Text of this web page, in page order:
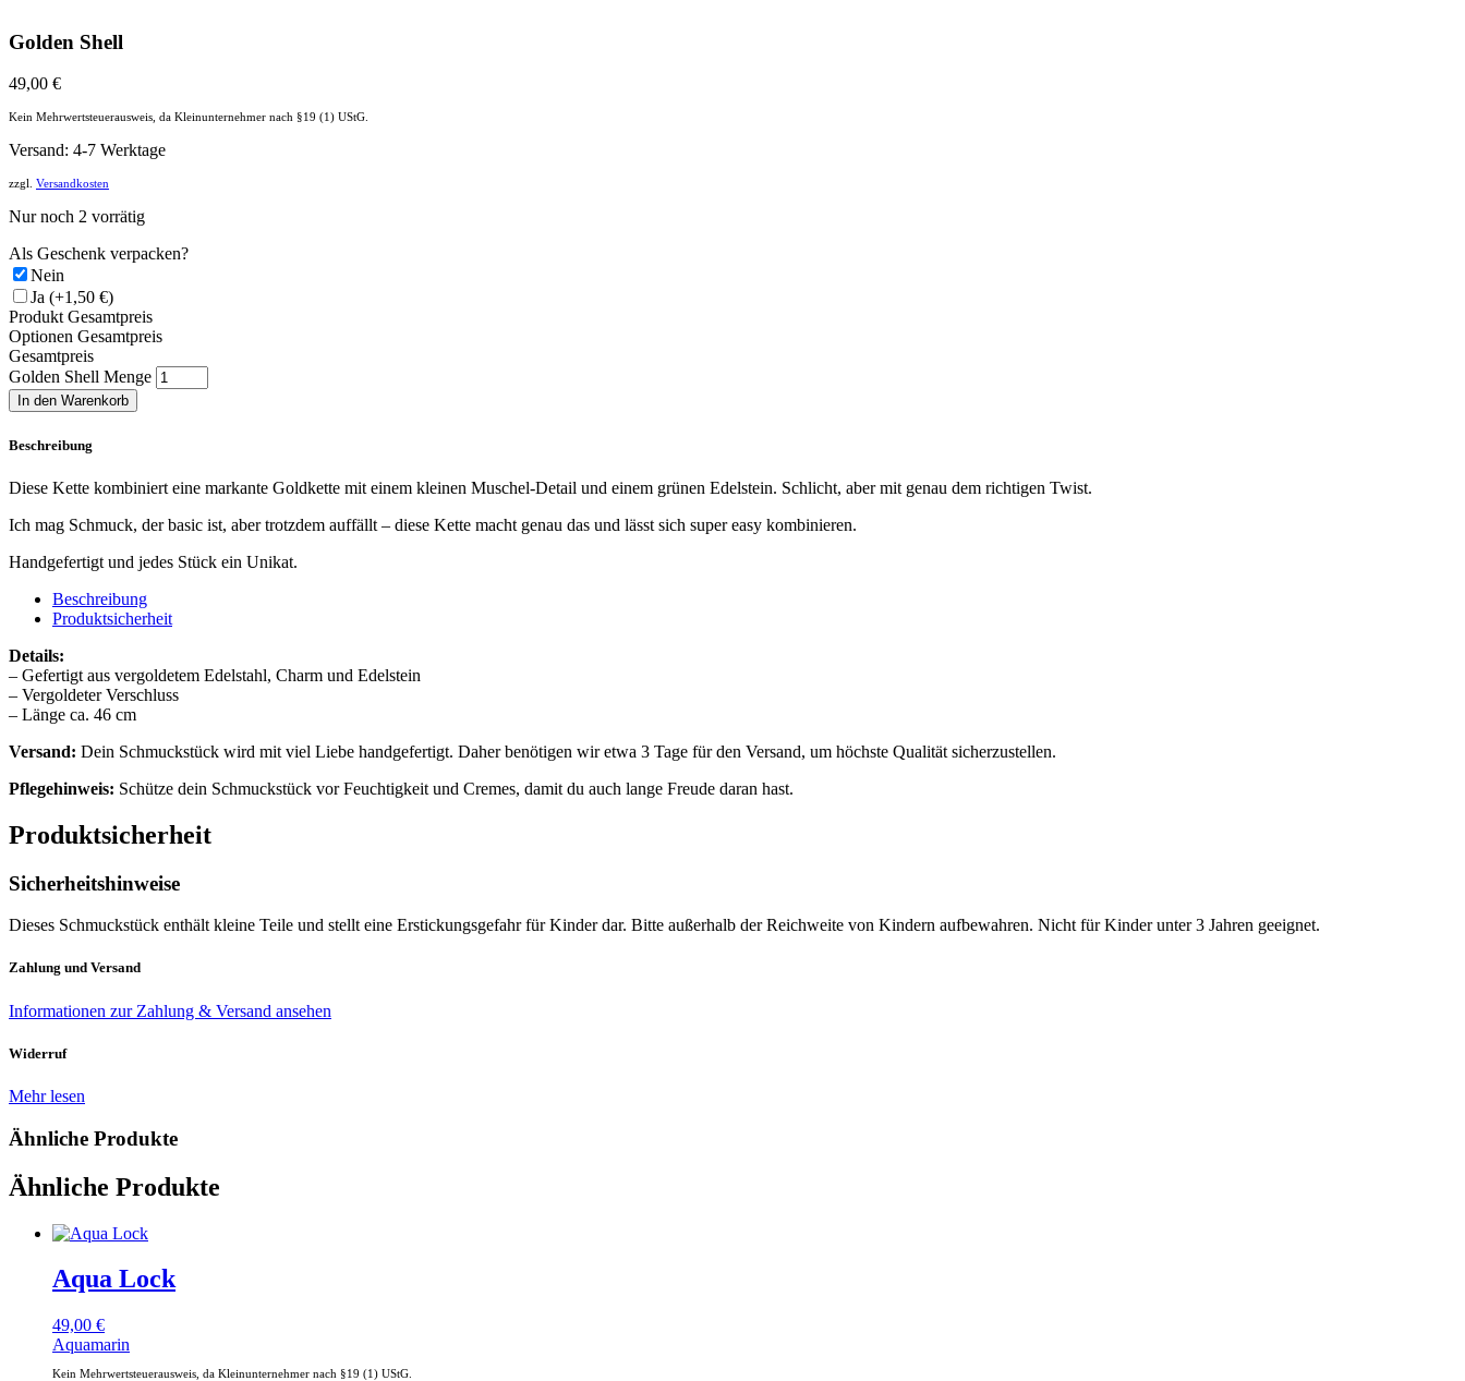
Golden Shell
49,00 €
Kein Mehrwertsteuerausweis, da Kleinunternehmer nach §19 (1) UStG.
Versand: 4-7 Werktage
zzgl. Versandkosten
Nur noch 2 vorrätig
Als Geschenk verpacken?
Nein
Ja (+1,50 €)
Produkt Gesamtpreis
Optionen Gesamtpreis
Gesamtpreis
Golden Shell Menge
In den Warenkorb
Beschreibung
Diese Kette kombiniert eine markante Goldkette mit einem kleinen Muschel-Detail und einem grünen Edelstein. Schlicht, aber mit genau dem richtigen Twist.
Ich mag Schmuck, der basic ist, aber trotzdem auffällt – diese Kette macht genau das und lässt sich super easy kombinieren.
Handgefertigt und jedes Stück ein Unikat.
Beschreibung
Produktsicherheit
Details:
– Gefertigt aus vergoldetem Edelstahl, Charm und Edelstein
– Vergoldeter Verschluss
– Länge ca. 46 cm
Versand: Dein Schmuckstück wird mit viel Liebe handgefertigt. Daher benötigen wir etwa 3 Tage für den Versand, um höchste Qualität sicherzustellen.
Pflegehinweis: Schütze dein Schmuckstück vor Feuchtigkeit und Cremes, damit du auch lange Freude daran hast.
Produktsicherheit
Sicherheitshinweise
Dieses Schmuckstück enthält kleine Teile und stellt eine Erstickungsgefahr für Kinder dar. Bitte außerhalb der Reichweite von Kindern aufbewahren. Nicht für Kinder unter 3 Jahren geeignet.
Zahlung und Versand
Informationen zur Zahlung & Versand ansehen
Widerruf
Mehr lesen
Ähnliche Produkte
Ähnliche Produkte
Aqua Lock
49,00 €
Aquamarin
Kein Mehrwertsteuerausweis, da Kleinunternehmer nach §19 (1) UStG.